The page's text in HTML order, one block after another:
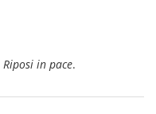
Riposi in pace.